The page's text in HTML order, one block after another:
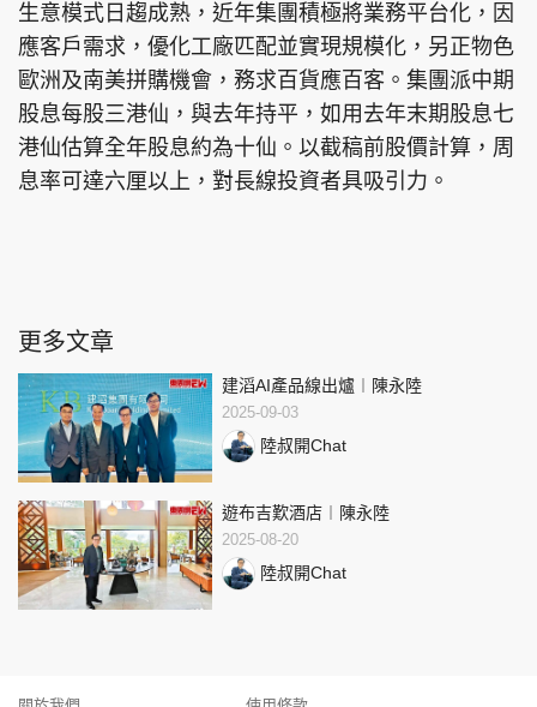
生意模式日趨成熟，近年集團積極將業務平台化，因
應客戶需求，優化工廠匹配並實現規模化，另正物色
歐洲及南美拼購機會，務求百貨應百客。集團派中期
股息每股三港仙，與去年持平，如用去年末期股息七
港仙估算全年股息約為十仙。以截稿前股價計算，周
息率可達六厘以上，對長線投資者具吸引力。
更多文章
建滔AI產品線出爐︱陳永陸
2025-09-03
陸叔開Chat
遊布吉歎酒店︱陳永陸
2025-08-20
陸叔開Chat